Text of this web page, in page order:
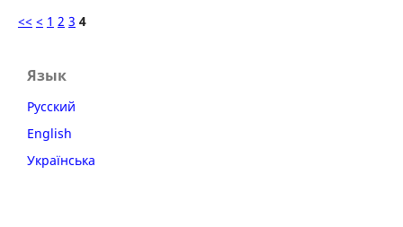
<< < 1 2 3 4
Язык
Русский
English
Українська